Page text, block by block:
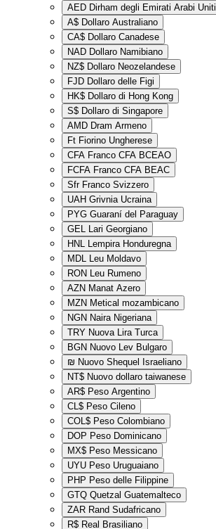
AED Dirham degli Emirati Arabi Uniti
A$ Dollaro Australiano
CA$ Dollaro Canadese
NAD Dollaro Namibiano
NZ$ Dollaro Neozelandese
FJD Dollaro delle Figi
HK$ Dollaro di Hong Kong
S$ Dollaro di Singapore
AMD Dram Armeno
Ft Fiorino Ungherese
CFA Franco CFA BCEAO
FCFA Franco CFA BEAC
Sfr Franco Svizzero
UAH Grivnia Ucraina
PYG Guaraní del Paraguay
GEL Lari Georgiano
HNL Lempira Honduregna
MDL Leu Moldavo
RON Leu Rumeno
AZN Manat Azero
MZN Metical mozambicano
NGN Naira Nigeriana
TRY Nuova Lira Turca
BGN Nuovo Lev Bulgaro
₪ Nuovo Shequel Israeliano
NT$ Nuovo dollaro taiwanese
AR$ Peso Argentino
CL$ Peso Cileno
COL$ Peso Colombiano
DOP Peso Dominicano
MX$ Peso Messicano
UYU Peso Uruguaiano
PHP Peso delle Filippine
GTQ Quetzal Guatemalteco
ZAR Rand Sudafricano
R$ Real Brasiliano